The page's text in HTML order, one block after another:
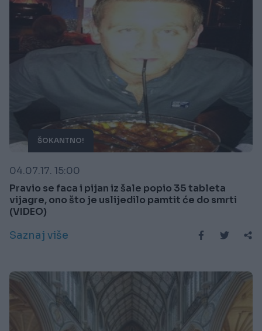
ŠOKANTNO!
04.07.17. 15:00
Pravio se faca i pijan iz šale popio 35 tableta
vijagre, ono što je uslijedilo pamtit će do smrti
(VIDEO)
Saznaj više